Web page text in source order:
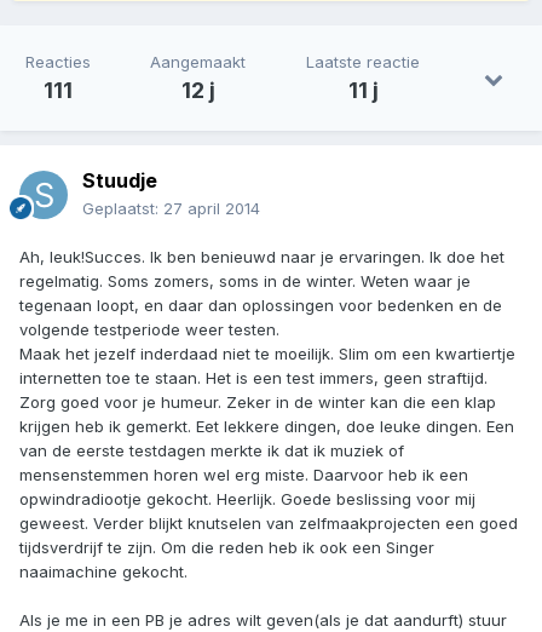
Reacties
111
Aangemaakt
12 j
Laatste reactie
11 j
Stuudje
Geplaatst: 27 april 2014
Ah, leuk!Succes. Ik ben benieuwd naar je ervaringen. Ik doe het
regelmatig. Soms zomers, soms in de winter. Weten waar je
tegenaan loopt, en daar dan oplossingen voor bedenken en de
volgende testperiode weer testen.
Maak het jezelf inderdaad niet te moeilijk. Slim om een kwartiertje
internetten toe te staan. Het is een test immers, geen straftijd.
Zorg goed voor je humeur. Zeker in de winter kan die een klap
krijgen heb ik gemerkt. Eet lekkere dingen, doe leuke dingen. Een
van de eerste testdagen merkte ik dat ik muziek of
mensenstemmen horen wel erg miste. Daarvoor heb ik een
opwindradiootje gekocht. Heerlijk. Goede beslissing voor mij
geweest. Verder blijkt knutselen van zelfmaakprojecten een goed
tijdsverdrijf te zijn. Om die reden heb ik ook een Singer
naaimachine gekocht.
Als je me in een PB je adres wilt geven(als je dat aandurft) stuur